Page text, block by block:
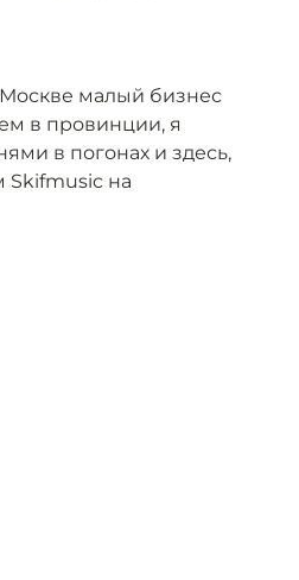
Москве малый бизнес
в провинции, я
в погонах и здесь,
Skifmusic на